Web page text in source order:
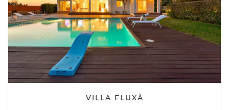
VILLA FLUXÀ